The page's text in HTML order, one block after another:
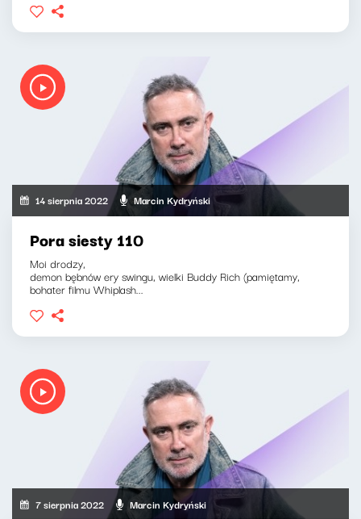
14 sierpnia 2022 Marcin Kydryński
Pora siesty 110
Moi drodzy,
demon bębnów ery swingu, wielki Buddy Rich (pamiętamy,
bohater filmu Whiplash...
7 sierpnia 2022 Marcin Kydryński